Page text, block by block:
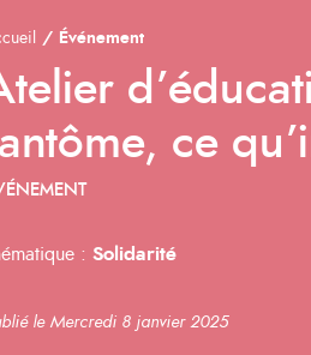
Événement
ce
: Solidarité
le Mercredi 8 janvier 2025